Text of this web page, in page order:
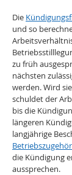
Die
und so
zu früh
nächsten
werden. Wird
schuldet der
bis die
längeren
langjährige
die Kündigung
aussprechen.